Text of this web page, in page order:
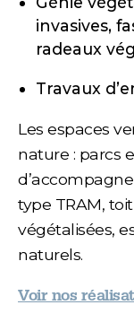
invasives,
radeaux
Travaux
Les espaces
nature : parcs
type TRAM,
végétalisées,
naturels.
Voir nos